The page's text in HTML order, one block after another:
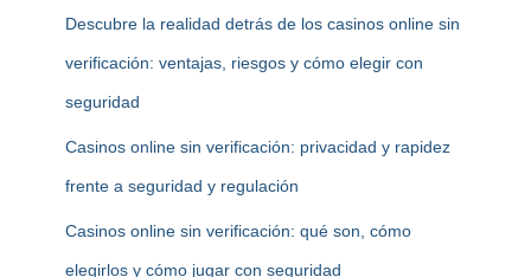
Descubre la realidad detrás de los casinos online sin
verificación: ventajas, riesgos y cómo elegir con
seguridad
Casinos online sin verificación: privacidad y rapidez
frente a seguridad y regulación
Casinos online sin verificación: qué son, cómo
elegirlos y cómo jugar con seguridad